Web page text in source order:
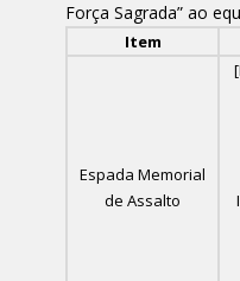
Força Sagrada” ao
Item
Espada Memorial
de Assalto